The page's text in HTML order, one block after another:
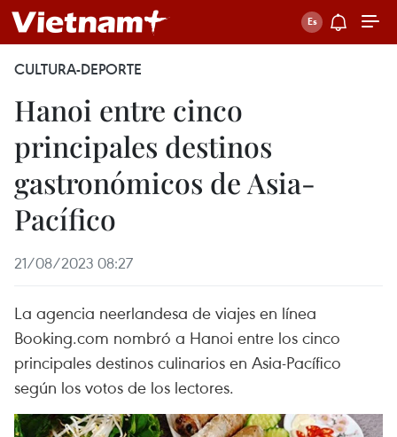
CULTURA-DEPORTE
Hanoi entre cinco
principales destinos
gastronómicos de Asia-
Pacífico
21/08/2023 08:27
La agencia neerlandesa de viajes en línea
Booking.com nombró a Hanoi entre los cinco
principales destinos culinarios en Asia-Pacífico
según los votos de los lectores.